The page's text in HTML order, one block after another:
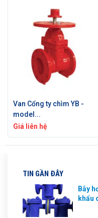
TIN GẦN ĐÂY
Bẫy
khẩu
Van Cổng ty chìm YB -
model...
Giá liên hệ